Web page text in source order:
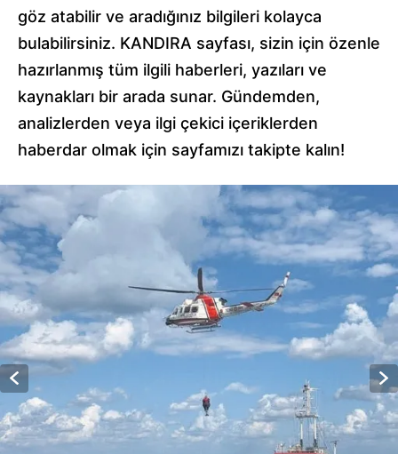
göz atabilir ve aradığınız bilgileri kolayca
bulabilirsiniz. KANDIRA sayfası, sizin için özenle
hazırlanmış tüm ilgili haberleri, yazıları ve
kaynakları bir arada sunar. Gündemden,
analizlerden veya ilgi çekici içeriklerden
haberdar olmak için sayfamızı takipte kalın!